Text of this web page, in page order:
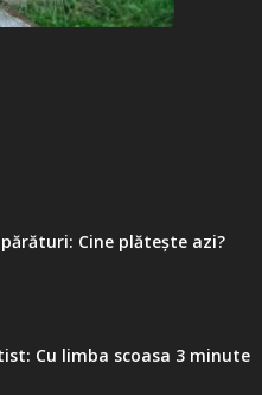
Cine plătește azi?
Cu limba scoasa 3 minute